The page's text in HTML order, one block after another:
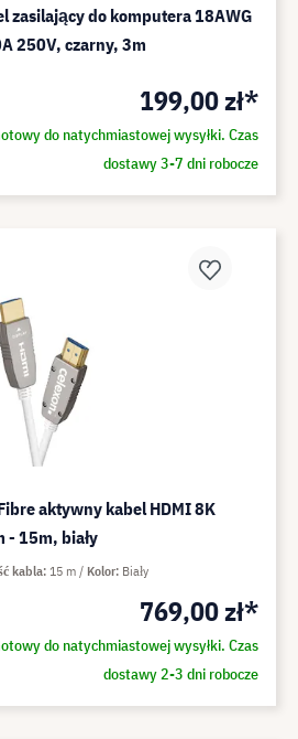
zasilający do komputera 18AWG
250V, czarny, 3m
199,00 zł*
do natychmiastowej wysyłki. Czas
dostawy 3-7 dni robocze
aktywny kabel HDMI 8K
- 15m, biały
769,00 zł*
do natychmiastowej wysyłki. Czas
dostawy 2-3 dni robocze
kabla 15 m Kolor Biały